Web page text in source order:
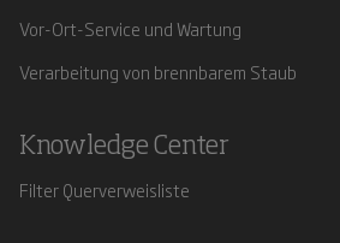
Vor-Ort-Service und Wartung
Verarbeitung von brennbarem Staub
Knowledge Center
Filter Querverweisliste